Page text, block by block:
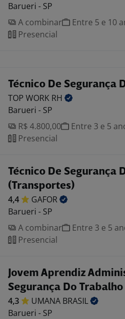
Barueri - SP
A combinar
Entre 5 e 10
Presencial
Técnico De Segurança
TOP WORK RH
Barueri - SP
R$ 4.800,00
Entre 3 e 5
Presencial
Técnico De Segurança
(Transportes)
4,4
GAFOR
Barueri - SP
A combinar
Entre 3 e 5
Presencial
Jovem Aprendiz
Segurança Do Trabalho
4,3 UMANA BRASIL
Barueri - SP